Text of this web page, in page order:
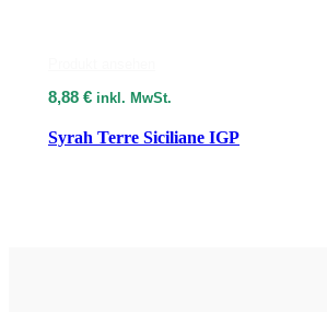
8,88 € inkl. MwSt.
Syrah Terre Siciliane IGP